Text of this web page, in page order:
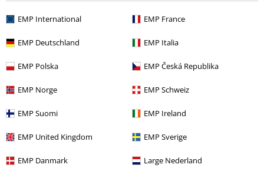
EMP International EMP France
EMP Deutschland EMP Italia
EMP Polska EMP Česká Republika
EMP Norge EMP Schweiz
EMP Suomi EMP Ireland
EMP United Kingdom EMP Sverige
EMP Danmark Large Nederland
Tímto souhlasím se zasíláním EMP Newslettru a souhlasím s tím, že
pravidelně mi posílat informace o svých produktech. Mé osobní údaje
Můj souhlas mohu kdykoliv odvolat na odhlašovací odkaz/link.
Odebírat
*Platí pouze online a kód je platný jen 4 týdny. Nelze kombinovat s jinými